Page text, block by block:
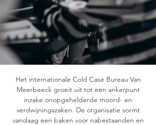
Het internationale Cold Case Bureau Van
Meerbeeck groeit uit tot een ankerpunt
inzake onopgehelderde moord- en
verdwijningszaken. De organisatie vormt
vandaag een baken voor nabestaanden en